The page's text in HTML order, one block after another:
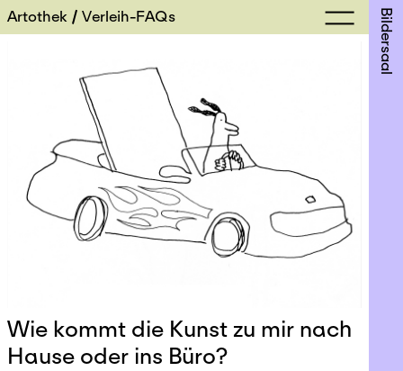
Artothek Verleih-FAQs Bildersaal
Wie kommt die Kunst zu mir nach
Hause oder ins Büro?